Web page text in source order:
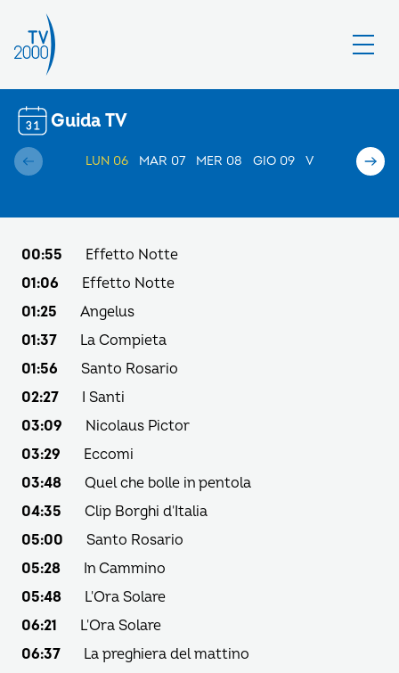
Guida TV
LUN 06 MAR 07 MER 08 GIO 09 VEN 10 SAB 11
00:55
Effetto Notte
01:06
Effetto Notte
01:25
Angelus
01:37
La Compieta
01:56
Santo Rosario
02:27
I Santi
03:09
Nicolaus Pictor
03:29
Eccomi
03:48
Quel che bolle in pentola
04:35
Clip Borghi d'Italia
05:00
Santo Rosario
05:28
In Cammino
05:48
L'Ora Solare
06:21
L'Ora Solare
06:37
La preghiera del mattino